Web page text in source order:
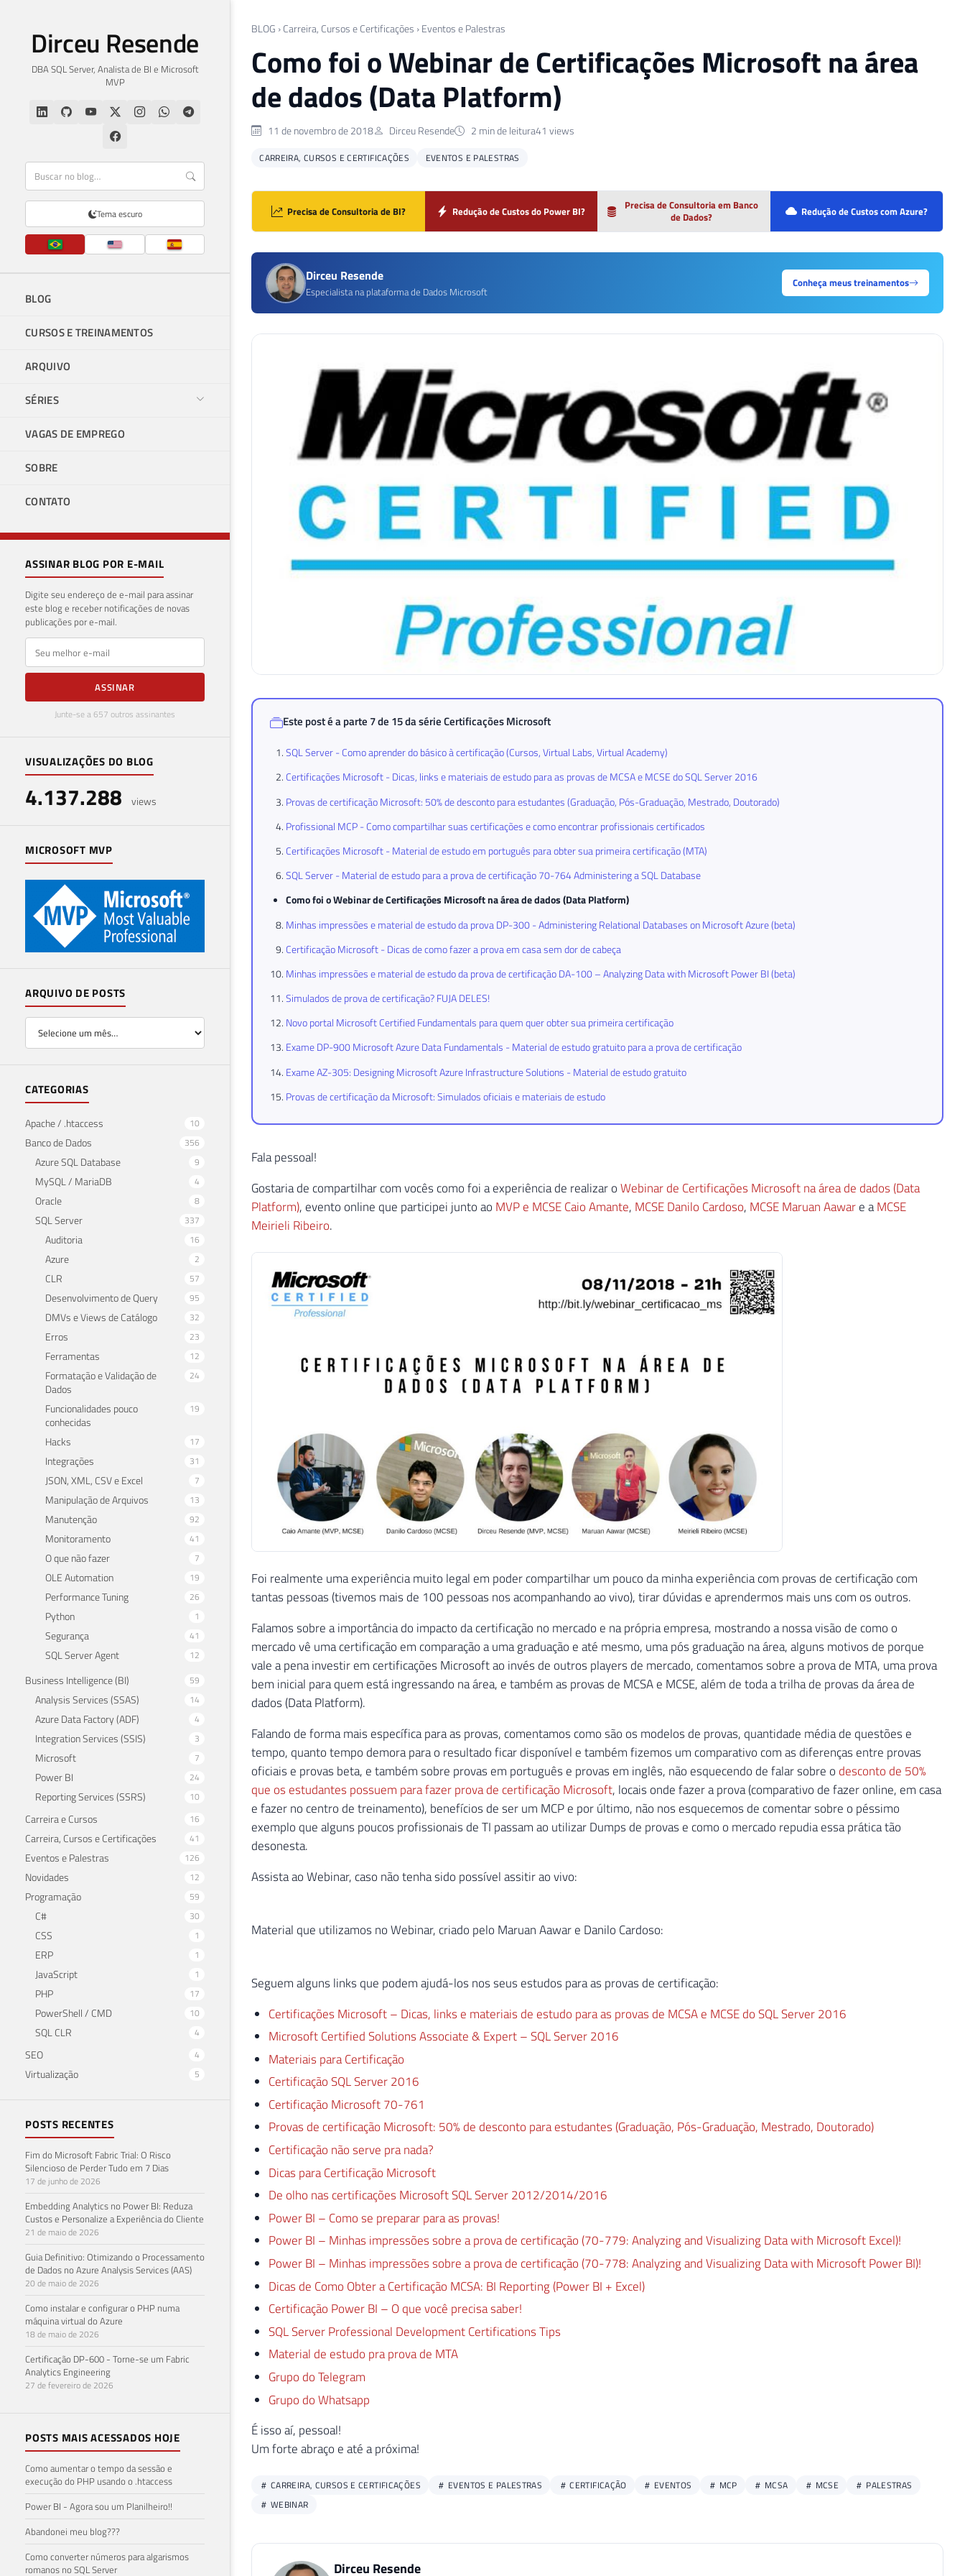
Dirceu Resende
DBA SQL Server, Analista de BI e Microsoft
MVP
Tema escuro
BLOG
CURSOS E TREINAMENTOS
ARQUIVO
SÉRIES
VAGAS DE EMPREGO
SOBRE
CONTATO
ASSINAR BLOG POR E-MAIL
Digite seu endereço de e-mail para assinar
este blog e receber notificações de novas
publicações por e-mail.
E-mail
ASSINAR
Junte-se a 657 outros assinantes
VISUALIZAÇÕES DO BLOG
4.137.288 views
MICROSOFT MVP
ARQUIVO DE POSTS
CATEGORIAS
Apache / .htaccess 10
Banco de Dados 356
Azure SQL Database 9
MySQL / MariaDB 4
Oracle 8
SQL Server 337
Auditoria 16
Azure 2
CLR 57
Desenvolvimento de Query 95
DMVs e Views de Catálogo 32
Erros 23
Ferramentas 12
Formatação e Validação de
Dados
24
Funcionalidades pouco
conhecidas
19
Hacks 17
Integrações 31
JSON, XML, CSV e Excel 7
Manipulação de Arquivos 13
Manutenção 92
Monitoramento 41
O que não fazer 7
OLE Automation 19
Performance Tuning 26
Python 1
Segurança 41
SQL Server Agent 12
Business Intelligence (BI) 59
Analysis Services (SSAS) 14
Azure Data Factory (ADF) 4
Integration Services (SSIS) 3
Microsoft 7
Power BI 24
Reporting Services (SSRS) 10
Carreira e Cursos 16
Carreira, Cursos e Certificações 41
Eventos e Palestras 126
Novidades 12
Programação 59
C# 30
CSS 1
ERP 1
JavaScript 1
PHP 17
PowerShell / CMD 10
SQL CLR 4
SEO 4
Virtualização 5
POSTS RECENTES
Fim do Microsoft Fabric Trial: O Risco
Silencioso de Perder Tudo em 7 Dias
17 de junho de 2026
Embedding Analytics no Power BI: Reduza
Custos e Personalize a Experiência do Cliente
21 de maio de 2026
Guia Definitivo: Otimizando o Processamento
de Dados no Azure Analysis Services (AAS)
20 de maio de 2026
Como instalar e configurar o PHP numa
máquina virtual do Azure
18 de maio de 2026
Certificação DP-600 - Torne-se um Fabric
Analytics Engineering
27 de fevereiro de 2026
POSTS MAIS ACESSADOS HOJE
Como aumentar o tempo da sessão e
execução do PHP usando o .htaccess
Power BI - Agora sou um Planilheiro!!
Abandonei meu blog???
Como converter números para algarismos
romanos no SQL Server
BLOG › Carreira, Cursos e Certificações › Eventos e Palestras
Como foi o Webinar de Certificações Microsoft na área
de dados (Data Platform)
11 de novembro de 2018 Dirceu Resende 2 min de leitura41 views
CARREIRA, CURSOS E CERTIFICAÇÕES EVENTOS E PALESTRAS
Precisa de Consultoria de BI? Redução de Custos do Power BI?
Precisa de Consultoria em Banco
de Dados?
Redução de Custos com Azure?
Dirceu Resende
Especialista na plataforma de Dados Microsoft
Conheça meus treinamentos
Este post é a parte 7 de 15 da sérieCertificações Microsoft
SQL Server - Como aprender do básico à certificação (Cursos, Virtual Labs, Virtual Academy)
Certificações Microsoft - Dicas, links e materiais de estudo para as provas de MCSA e MCSE do SQL Server 2016
Provas de certificação Microsoft: 50% de desconto para estudantes (Graduação, Pós-Graduação, Mestrado, Doutorado)
Profissional MCP - Como compartilhar suas certificações e como encontrar profissionais certificados
Certificações Microsoft - Material de estudo em português para obter sua primeira certificação (MTA)
SQL Server - Material de estudo para a prova de certificação 70-764 Administering a SQL Database
Como foi o Webinar de Certificações Microsoft na área de dados (Data Platform)
Minhas impressões e material de estudo da prova DP-300 - Administering Relational Databases on Microsoft Azure (beta)
Certificação Microsoft - Dicas de como fazer a prova em casa sem dor de cabeça
Minhas impressões e material de estudo da prova de certificação DA-100 – Analyzing Data with Microsoft Power BI (beta)
Simulados de prova de certificação? FUJA DELES!
Novo portal Microsoft Certified Fundamentals para quem quer obter sua primeira certificação
Exame DP-900 Microsoft Azure Data Fundamentals - Material de estudo gratuito para a prova de certificação
Exame AZ-305: Designing Microsoft Azure Infrastructure Solutions - Material de estudo gratuito
Provas de certificação da Microsoft: Simulados oficiais e materiais de estudo
Fala pessoal!
Gostaria de compartilhar com vocês como foi a experiência de realizar oWebinar de Certificações Microsoft na área de dados (Data
Platform), evento online que participei junto ao MVP e MCSE Caio Amante, MCSE Danilo Cardoso, MCSE Maruan Aaware aMCSE
Meirieli Ribeiro.
Foi realmente uma experiência muito legal em poder compartilhar um pouco da minha experiência com provas de certificação com
tantas pessoas (tivemos mais de 100 pessoas nos acompanhando ao vivo), tirar dúvidas e aprendermos mais uns com os outros.
Falamos sobre a importância do impacto da certificação no mercado e na própria empresa, mostrando a nossa visão de como o
mercado vê uma certificação em comparação a uma graduação e até mesmo, uma pós graduação na área, alguns motivos de porque
vale a pena investir em certificações Microsoft ao invés de outros players de mercado, comentamos sobre a prova de MTA, uma prova
bem inicial para quem está ingressando na área, e também as provas de MCSA e MCSE, além de toda a trilha de provas da área de
dados (Data Platform).
Falando de forma mais específica para as provas, comentamos como são os modelos de provas, quantidade média de questões e
tempo, quanto tempo demora para o resultado ficar disponível e também fizemos um comparativo com as diferenças entre provas
oficiais e provas beta, e também sobre provas em português e provas em inglês, não esquecendo de falar sobre o desconto de 50%
que os estudantes possuem para fazer prova de certificação Microsoft, locais onde fazer a prova (comparativo de fazer online, em casa
e fazer no centro de treinamento), benefícios de ser um MCP e por último, não nos esquecemos de comentar sobre o péssimo
exemplo que alguns poucos profissionais de TI passam ao utilizar Dumps de provas e como o mercado repudia essa prática tão
desonesta.
Assista ao Webinar, caso não tenha sido possível assitir ao vivo:
Material que utilizamos no Webinar, criado pelo Maruan Aawar e Danilo Cardoso:
Seguem alguns links que podem ajudá-los nos seus estudos para as provas de certificação:
Certificações Microsoft – Dicas, links e materiais de estudo para as provas de MCSA e MCSE do SQL Server 2016
Microsoft Certified Solutions Associate & Expert – SQL Server 2016
Materiais para Certificação
Certificação SQL Server 2016
Certificação Microsoft 70-761
Provas de certificação Microsoft: 50% de desconto para estudantes (Graduação, Pós-Graduação, Mestrado, Doutorado)
Certificação não serve pra nada?
Dicas para Certificação Microsoft
De olho nas certificações Microsoft SQL Server 2012/2014/2016
Power BI – Como se preparar para as provas!
Power BI – Minhas impressões sobre a prova de certificação (70-779: Analyzing and Visualizing Data with Microsoft Excel)!
Power BI – Minhas impressões sobre a prova de certificação (70-778: Analyzing and Visualizing Data with Microsoft Power BI)!
Dicas de Como Obter a Certificação MCSA: BI Reporting (Power BI + Excel)
Certificação Power BI – O que você precisa saber!
SQL Server Professional Development Certifications Tips
Material de estudo pra prova de MTA
Grupo do Telegram
Grupo do Whatsapp
É isso aí, pessoal!
Um forte abraço e até a próxima!
CARREIRA, CURSOS E CERTIFICAÇÕES EVENTOS E PALESTRAS CERTIFICAÇÃO EVENTOS MCP MCSA MCSE
PALESTRAS
WEBINAR
Dirceu Resende